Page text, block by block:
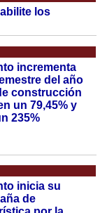
los
incrementa
del año
construcción
un 79,45% y
235%
inicia su
de